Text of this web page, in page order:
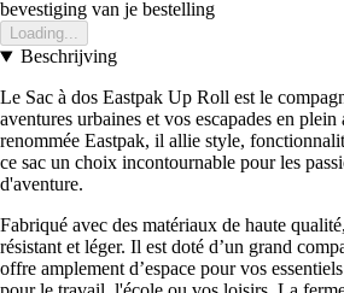
bevestiging van je bestelling
Loading...
Beschrijving
Le Sac à dos Eastpak Up Roll est le
aventures urbaines et vos escapades en
renommée Eastpak, il allie style,
ce sac un choix incontournable pour les
d'aventure.
Fabriqué avec des matériaux de haute
résistant et léger. Il est doté d’un grand
offre amplement d’espace pour vos